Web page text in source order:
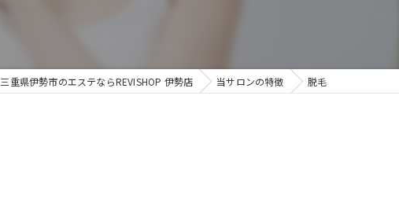
三重県伊勢市のエステならREVISHOP 伊勢店 当サロンの特徴 脱毛